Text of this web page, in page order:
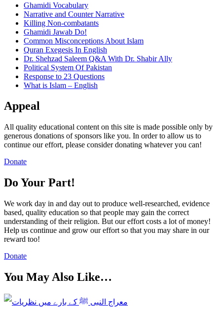
Ghamidi Vocabulary
Narrative and Counter Narrative
Killing Non-combatants
Ghamidi Jawab Do!
Common Misconceptions About Islam
Quran Exegesis In English
Dr. Shehzad Saleem Q&A With Dr. Shabir Ally
Political System Of Pakistan
Response to 23 Questions
What is Islam – English
Appeal
All quality educational content on this site is made possible only by
generous donations of sponsors like you. In order to allow us to
continue our effort, please consider donating whatever you can!
Donate
Do Your Part!
We work day in and day out to produce well-researched, evidence
based, quality education so that people may gain the correct
understanding of their religion. But our effort costs a lot of money!
Help us continue and grow our effort so that you may share in our
reward too!
Donate
You May Also Like…